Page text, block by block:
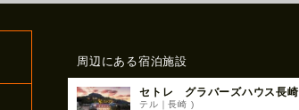
周辺にある宿泊施設
セトレ グラバーズハウス長崎
テル｜長崎 )